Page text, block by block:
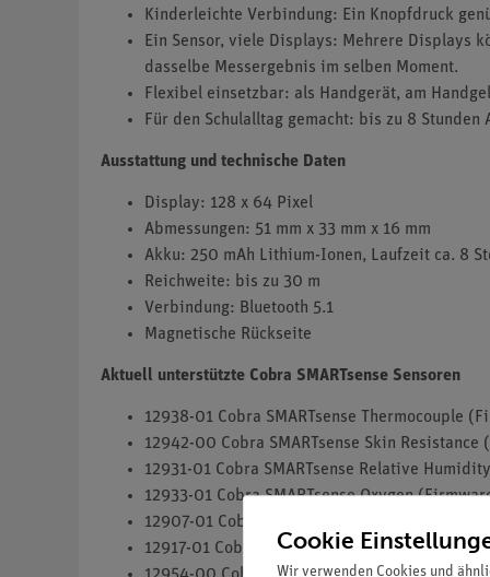
Kinderleichte Verbindung: Ein Knopfdruck
Ein Sensor, viele Displays: Mehrere Displays
dasselbe Messergebnis im selben Moment.
Flexibel einsetzbar: als Handgerät, am
Für den Schulalltag gemacht: bis zu 8
Ausstattung und technische Daten
Display: 128 x 64 Pixel
Abmessungen: 51 mm x 33 mm x 16 mm
Akku: 250 mAh Lithium-Ionen, Laufzeit ca. 8
Reichweite: bis zu 30 m
Verbindung: Bluetooth 5.1
Magnetische Rückseite
Aktuell unterstützte Cobra SMARTsense Sensoren
12938-01 Cobra SMARTsense Thermocouple
12942-00 Cobra SMARTsense Skin Resistance
12931-01 Cobra SMARTsense Relative
12933-01 Cobra SMARTsense Oxygen
12907-01 Cobra SMARTsense Acceleration (3-
12917-01 Cobra SMARTsense Surface
Cookie
Wir verwenden Cookies und